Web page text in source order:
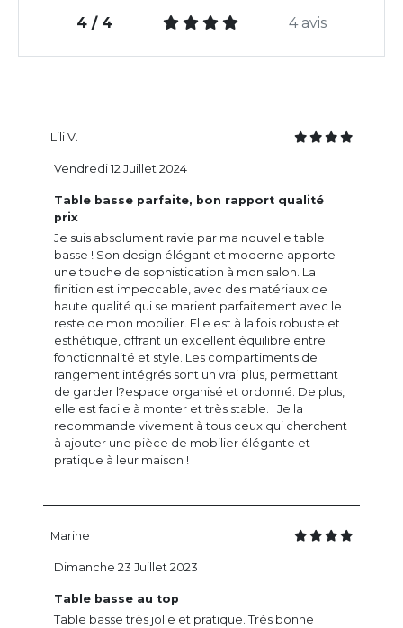
4 / 4 4 avis
Lili V.
Table basse parfaite, bon rapport qualité
prix
Je suis absolument ravie par ma nouvelle table
basse ! Son design élégant et moderne apporte
une touche de sophistication à mon salon. La
finition est impeccable, avec des matériaux de
haute qualité qui se marient parfaitement avec le
reste de mon mobilier. Elle est à la fois robuste et
esthétique, offrant un excellent équilibre entre
fonctionnalité et style. Les compartiments de
rangement intégrés sont un vrai plus, permettant
de garder l?espace organisé et ordonné. De plus,
elle est facile à monter et très stable. . Je la
recommande vivement à tous ceux qui cherchent
à ajouter une pièce de mobilier élégante et
pratique à leur maison !
Vendredi 12 Juillet 2024
Marine
Table basse au top
Table basse très jolie et pratique. Très bonne
Dimanche 23 Juillet 2023